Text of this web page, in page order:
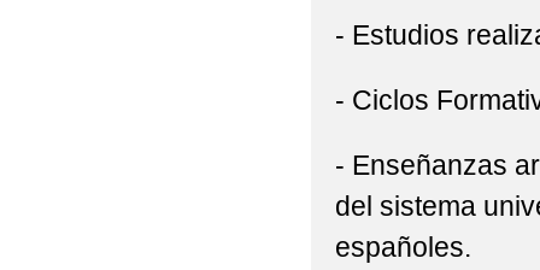
- Estudios
- Ciclos
- Enseñanzas
del sistema
españoles.